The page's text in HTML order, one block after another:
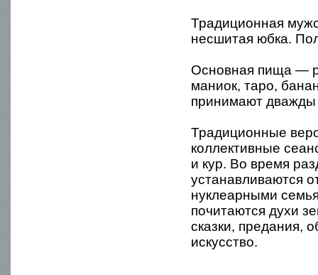
Традиционная
несшитая юбка.
Основная пища —
маниок, таро,
принимают дважды
Традиционные
коллективные
и кур. Во время
устанавливаются
нуклеарными
почитаются духи
сказки, предания,
искусство.